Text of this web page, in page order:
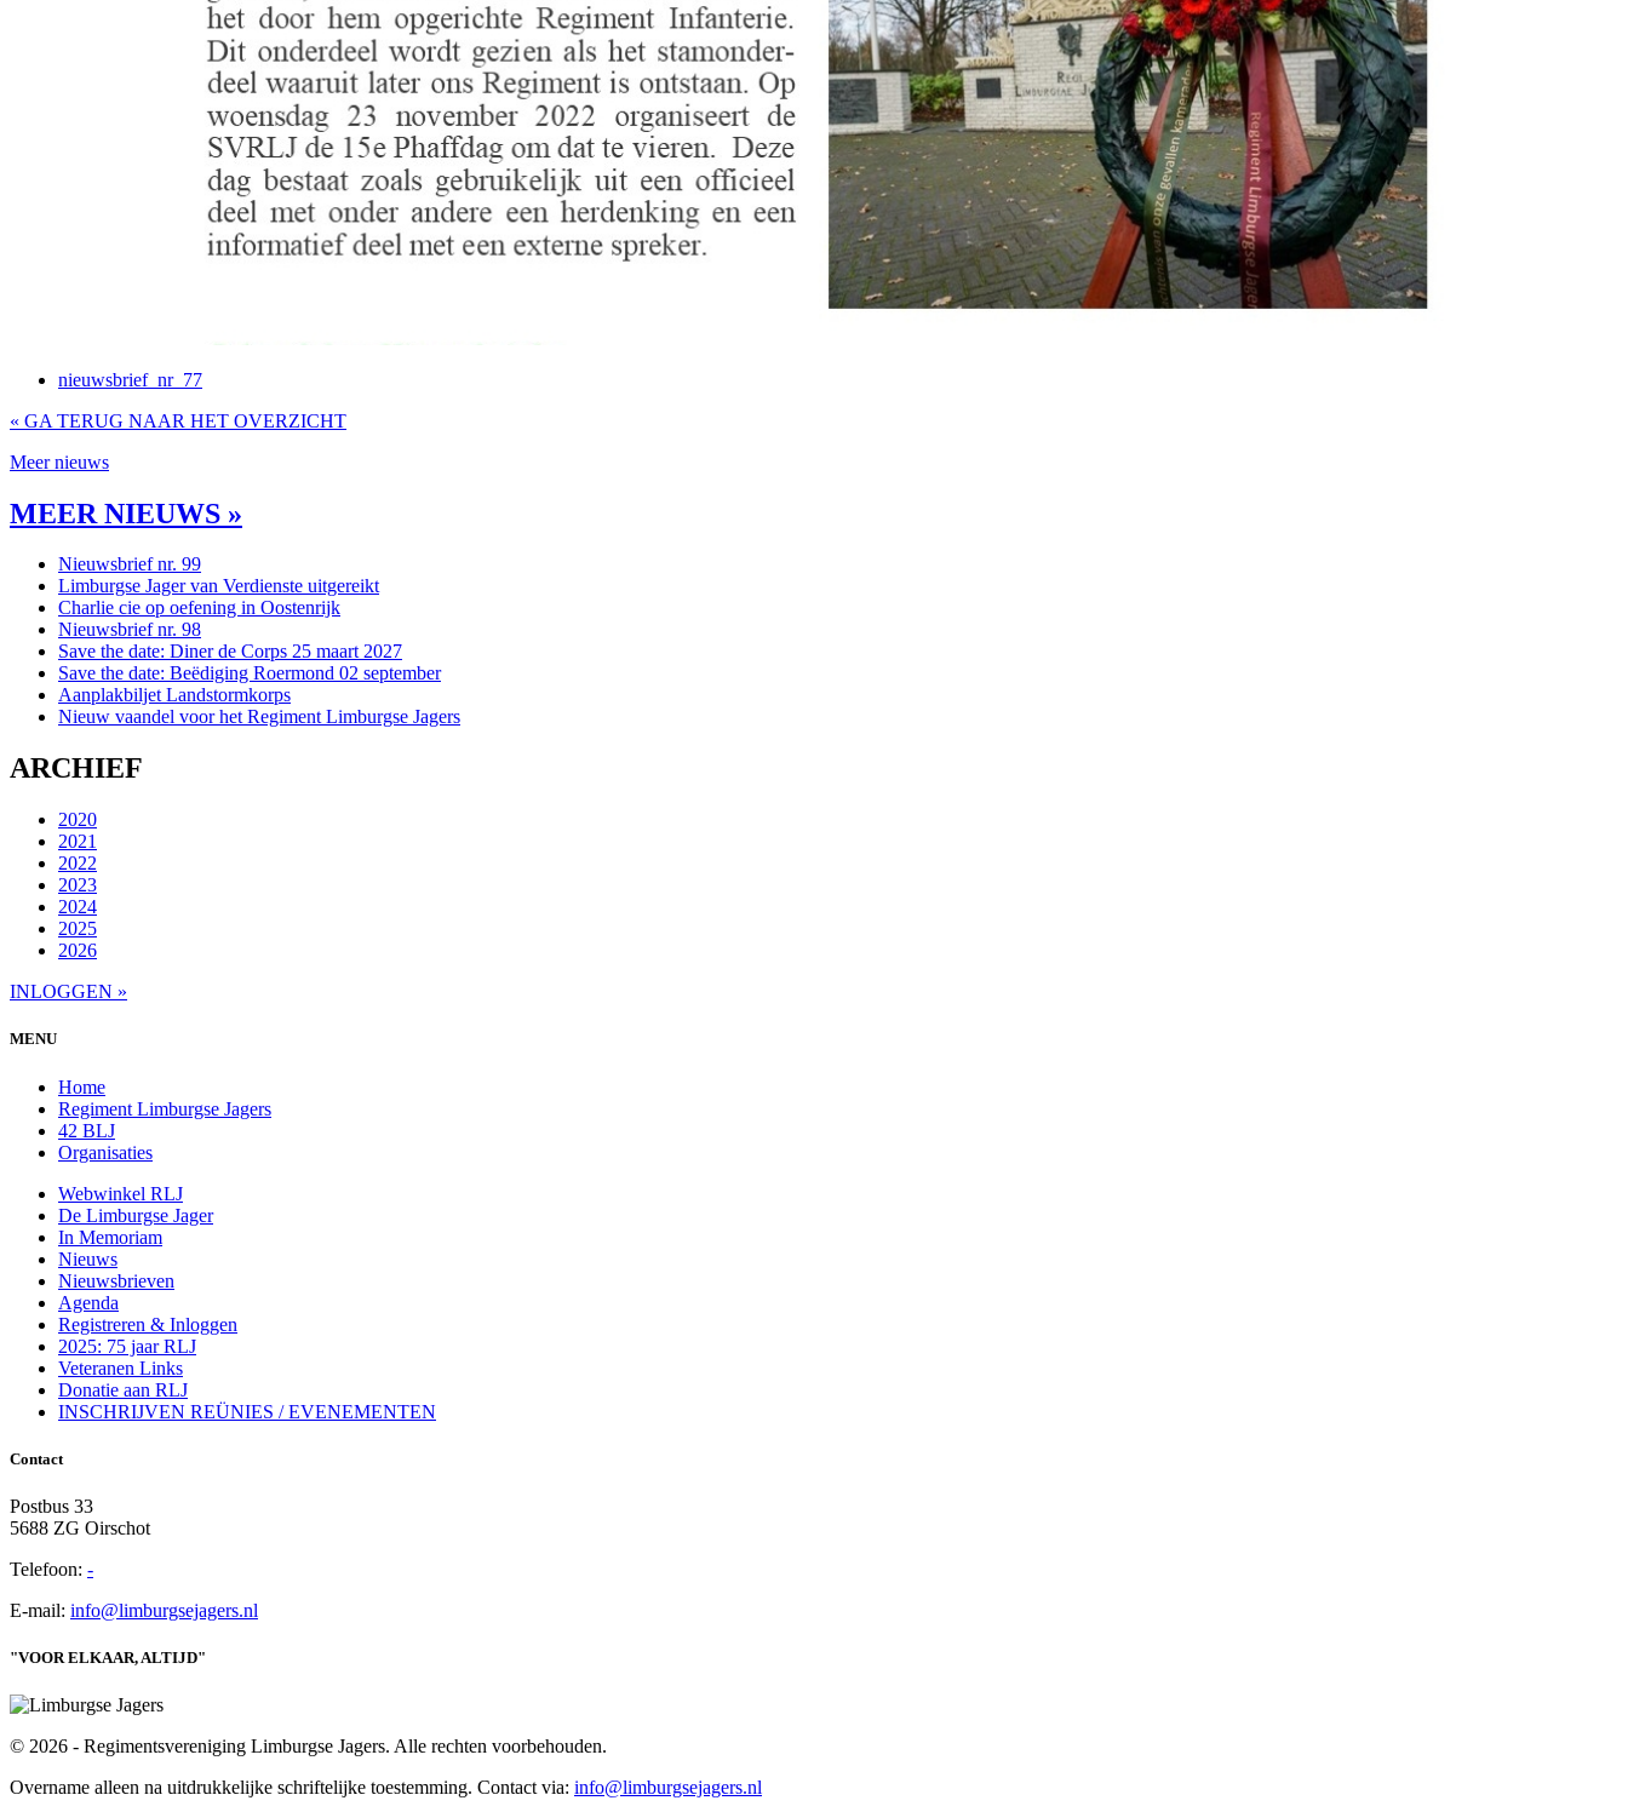
nieuwsbrief_nr_77
« GA TERUG NAAR HET OVERZICHT
Meer nieuws
MEER NIEUWS »
Nieuwsbrief nr. 99
Limburgse Jager van Verdienste uitgereikt
Charlie cie op oefening in Oostenrijk
Nieuwsbrief nr. 98
Save the date: Diner de Corps 25 maart 2027
Save the date: Beëdiging Roermond 02 september
Aanplakbiljet Landstormkorps
Nieuw vaandel voor het Regiment Limburgse Jagers
ARCHIEF
2020
2021
2022
2023
2024
2025
2026
INLOGGEN »
MENU
Home
Regiment Limburgse Jagers
42 BLJ
Organisaties
Webwinkel RLJ
De Limburgse Jager
In Memoriam
Nieuws
Nieuwsbrieven
Agenda
Registreren & Inloggen
2025: 75 jaar RLJ
Veteranen Links
Donatie aan RLJ
INSCHRIJVEN REÜNIES / EVENEMENTEN
Contact
Postbus 33
5688 ZG Oirschot
Telefoon: -
E-mail: info@limburgsejagers.nl
"VOOR ELKAAR, ALTIJD"
© 2026 - Regimentsvereniging Limburgse Jagers. Alle rechten voorbehouden.
Overname alleen na uitdrukkelijke schriftelijke toestemming. Contact via: info@limburgsejagers.nl